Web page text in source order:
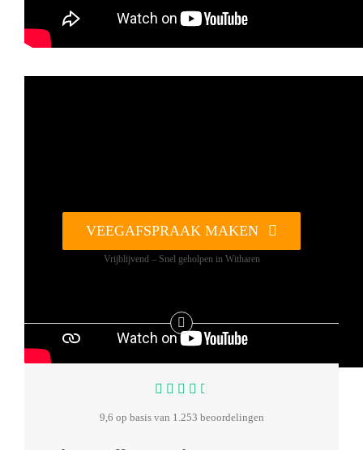
VEEGAFSPRAAK MAKEN
Vrijblijvend – Snel geholpen in Witharen
9,6 op basis van 1.253 beoordelingen